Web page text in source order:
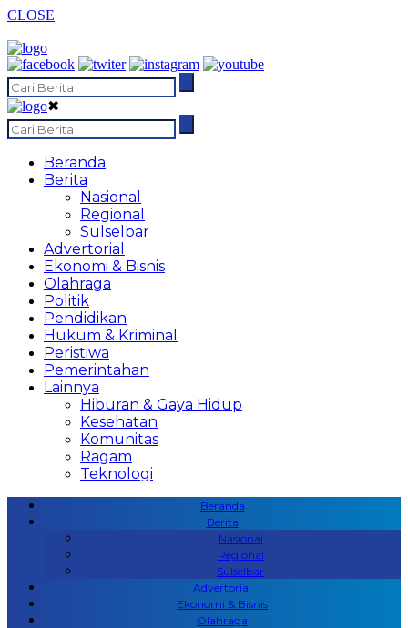
CLOSE
✖
Beranda
Berita
Nasional
Regional
Sulselbar
Advertorial
Ekonomi & Bisnis
Olahraga
Politik
Pendidikan
Hukum & Kriminal
Peristiwa
Pemerintahan
Lainnya
Hiburan & Gaya Hidup
Kesehatan
Komunitas
Ragam
Teknologi
Beranda
Berita
Nasional
Regional
Sulselbar
Advertorial
Ekonomi & Bisnis
Olahraga